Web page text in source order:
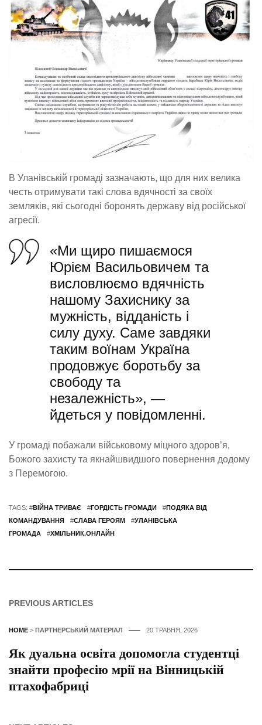
В Уланівській громаді зазначають, що для них велика
честь отримувати такі слова вдячності за своїх
земляків, які сьогодні боронять державу від російської
агресії.
«Ми щиро пишаємося
Юрієм Васильовичем та
висловлюємо вдячність
нашому Захиснику за
мужність, відданість і
силу духу. Саме завдяки
таким воїнам Україна
продовжує боротьбу за
свободу та
незалежність», —
йдеться у повідомленні.
У громаді побажали військовому міцного здоров’я,
Божого захисту та якнайшвидшого повернення додому
з Перемогою.
TAGS: #ВІЙНА ТРИВАЄ #ГОРДІСТЬ ГРОМАДИ #ПОДЯКА ВІД
КОМАНДУВАННЯ
#СЛАВА ГЕРОЯМ #УЛАНІВСЬКА
ГРОМАДА
#ХМІЛЬНИК.ОНЛАЙН
PREVIOUS ARTICLES
HOME > ПАРТНЕРСЬКИЙ МАТЕРІАЛ 20 ТРАВНЯ, 2026
Як дуальна освіта допомогла студентці
знайти професію мрії на Вінницькій
птахофабриці